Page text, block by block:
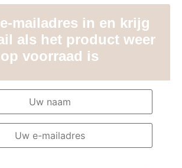
mailadres in en krijg
als het product weer
op voorraad is